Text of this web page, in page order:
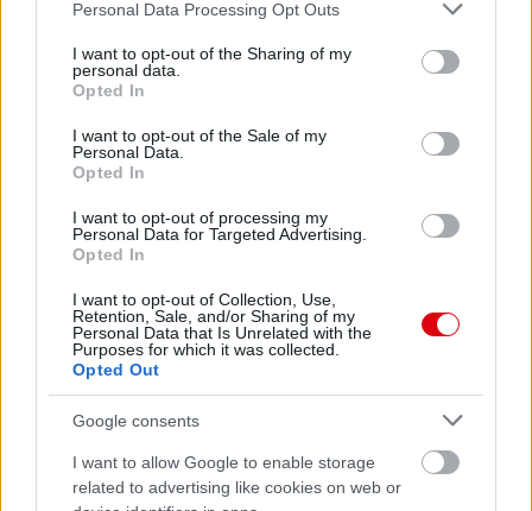
not limited to your visit or usage behaviour. You may click to
grant or deny consent to Google and its third-party tags to
use your data for below specified purposes in below Google
consent section.
Personal Data Processing Opt Outs
I want to opt-out of the Sharing of my
personal data.
Opted In
I want to opt-out of the Sale of my
Personal Data.
Opted In
I want to opt-out of processing my
Personal Data for Targeted Advertising.
Opted In
I want to opt-out of Collection, Use,
Retention, Sale, and/or Sharing of my
Personal Data that Is Unrelated with the
Purposes for which it was collected.
Opted Out
Google consents
I want to allow Google to enable storage
related to advertising like cookies on web or